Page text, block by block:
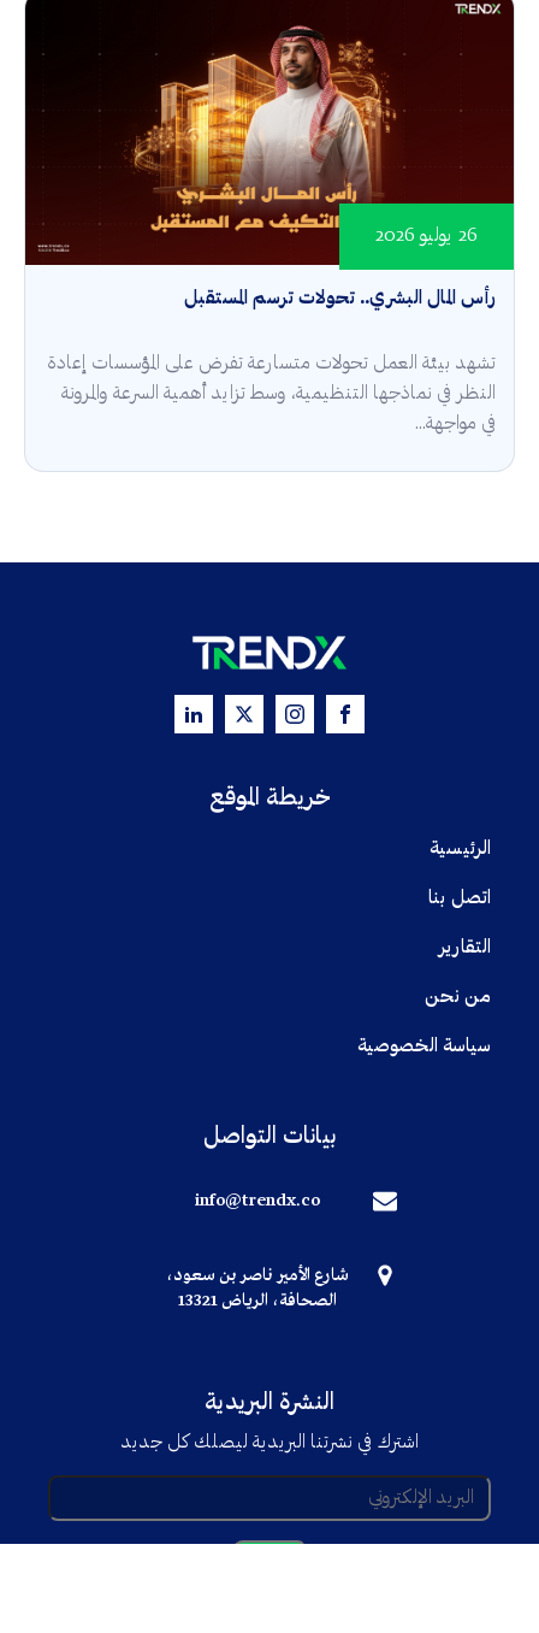
رأس المال البشري.. تحولات ترسم المستقبل
26 يوليو 2026
تشهد بيئة العمل تحولات متسارعة تفرض على المؤسسات إعادة
النظر في نماذجها التنظيمية، وسط تزايد أهمية السرعة والمرونة
في مواجهة...
خريطة الموقع
الرئيسية
اتصل بنا
التقارير
من نحن
سياسة الخصوصية
بيانات التواصل
info@trendx.co
شارع الأمير ناصر بن سعود،
الصحافة، الرياض 13321
النشرة البريدية
اشترك في نشرتنا البريدية ليصلك كل جديد